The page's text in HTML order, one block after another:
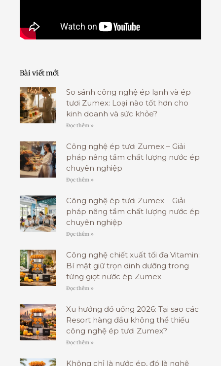
Bài viết mới
So sánh công nghệ ép lạnh và ép
tươi Zumex: Loại nào tốt hơn cho
kinh doanh và sức khỏe?
Đọc thêm »
Công nghệ ép tươi Zumex – Giải
pháp nâng tầm chất lượng nước ép
chuyên nghiệp
Đọc thêm »
Công nghệ ép tươi Zumex – Giải
pháp nâng tầm chất lượng nước ép
chuyên nghiệp
Đọc thêm »
Công nghệ chiết xuất tối đa Vitamin:
Bí mật giữ trọn dinh dưỡng trong
từng giọt nước ép Zumex
Đọc thêm »
Xu hướng đồ uống 2026: Tại sao các
Resort hàng đầu không thể thiếu
công nghệ ép tươi Zumex?
Đọc thêm »
Không chỉ là nước ép, đó là nghệ